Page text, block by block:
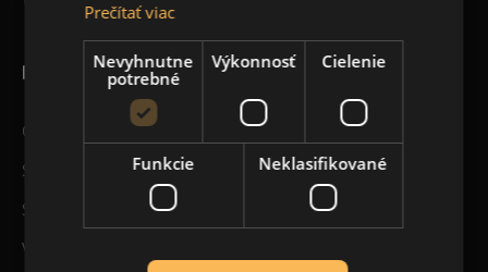
PRE ZÁKAZNÍKOV
Obchodné podmienky
Spôsoby doručenia tovaru
Spôsob platby a fakturácie
Vernostné zľavy
Prečítať viac
Nevyhnutne
potrebné
Výkonnosť Cielenie
Funkcie Neklasifikované